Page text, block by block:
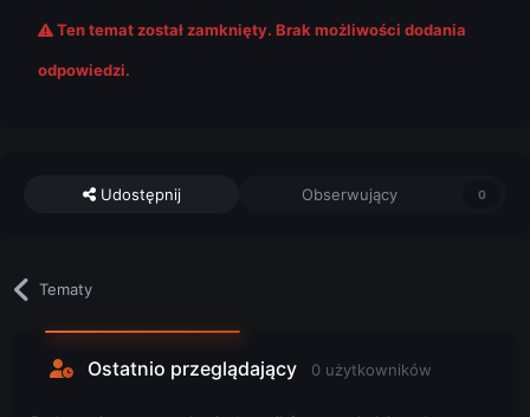
Ten temat został zamknięty. Brak możliwości dodania
odpowiedzi.
Udostępnij Obserwujący 0
Tematy
Ostatnio przeglądający 0 użytkowników